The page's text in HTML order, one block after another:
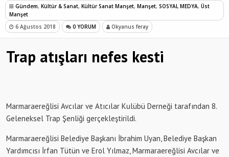
BÜYÜTÜYORUZ!
Gündem, Kültür & Sanat, Kültür Sanat Manşet, Manşet, SOSYAL MEDYA, Üst
Manşet
6 Ağustos 2018
0 YORUM Okyanus feray
Trap atışları nefes kesti
Marmaraereğlisi Avcılar ve Atıcılar Kulübü Derneği tarafından 8.
Geleneksel Trap Şenliği gerçekleştirildi.
Marmaraereğlisi Belediye Başkanı İbrahim Uyan, Belediye Başkan
Yardımcısı İrfan Tütün ve Erol Yılmaz, Marmaraereğlisi Avcılar ve